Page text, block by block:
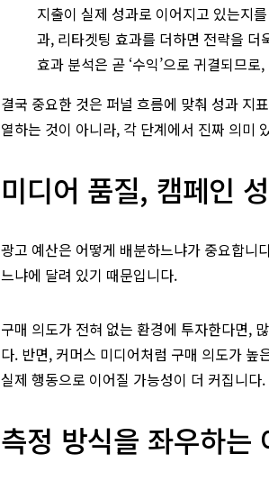
지출이 실제 성과로 이어지고 있는지
과, 리타겟팅 효과를 더하면 전략을
효과 분석은 곧 ‘수익’으로 귀결되므
결국 중요한 것은 퍼널 흐름에 맞춰 성과 지
열하는 것이 아니라, 각 단계에서 진짜 의미
미디어 품질, 캠페인
광고 예산은 어떻게 배분하느냐가 중요합니
느냐에 달려 있기 때문입니다.
구매 의도가 전혀 없는 환경에 투자한다면,
다. 반면, 커머스 미디어처럼 구매 의도가
실제 행동으로 이어질 가능성이 더 커집니다.
측정 방식을 좌우하는